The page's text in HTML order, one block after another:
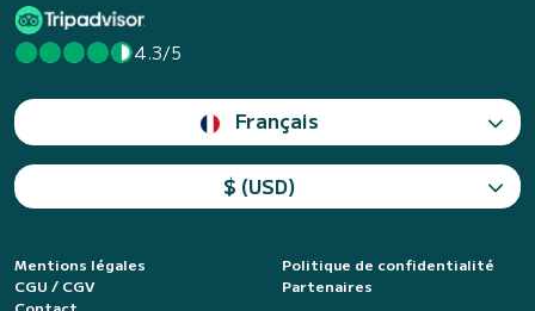
4.3/5
Français
$ (USD)
Mentions légales
Politique de confidentialité
CGU / CGV
Partenaires
Contact